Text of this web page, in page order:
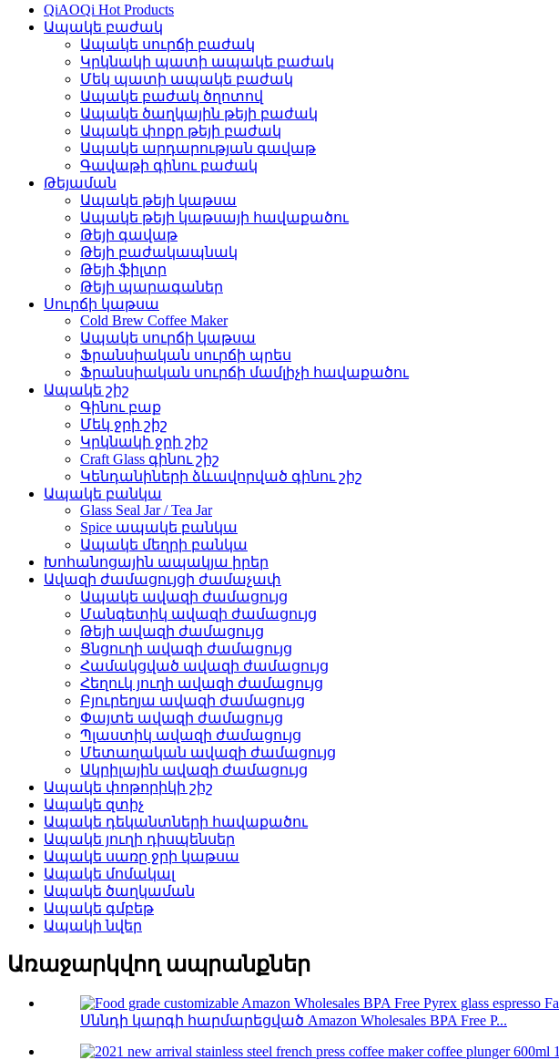
QiAOQi Hot Products
Ապակե բաժակ
Ապակե սուրճի բաժակ
Կրկնակի պատի ապակե բաժակ
Մեկ պատի ապակե բաժակ
Ապակե բաժակ ծղոտով
Ապակե ծաղկային թեյի բաժակ
Ապակե փոքր թեյի բաժակ
Ապակե արդարության գավաթ
Գավաթի գինու բաժակ
Թեյաման
Ապակե թեյի կաթսա
Ապակե թեյի կաթսայի հավաքածու
Թեյի գավաթ
Թեյի բաժակապնակ
Թեյի ֆիլտր
Թեյի պարագաներ
Սուրճի կաթսա
Cold Brew Coffee Maker
Ապակե սուրճի կաթսա
Ֆրանսիական սուրճի պրես
Ֆրանսիական սուրճի մամլիչի հավաքածու
Ապակե շիշ
Գինու բաք
Մեկ ջրի շիշ
Կրկնակի ջրի շիշ
Craft Glass գինու շիշ
Կենդանիների ձևավորված գինու շիշ
Ապակե բանկա
Glass Seal Jar / Tea Jar
Spice ապակե բանկա
Ապակե մեղրի բանկա
Խոհանոցային ապակյա իրեր
Ավազի ժամացույցի ժամաչափ
Ապակե ավազի ժամացույց
Մանգետիկ ավազի ժամացույց
Թեյի ավազի ժամացույց
Ցնցուղի ավազի ժամացույց
Համակցված ավազի ժամացույց
Հեղուկ յուղի ավազի ժամացույց
Բյուրեղյա ավազի ժամացույց
Փայտե ավազի ժամացույց
Պլաստիկ ավազի ժամացույց
Մետաղական ավազի ժամացույց
Ակրիլային ավազի ժամացույց
Ապակե փոթորիկի շիշ
Ապակե զտիչ
Ապակե դեկանտների հավաքածու
Ապակե յուղի դիսպենսեր
Ապակե սառը ջրի կաթսա
Ապակե մոմակալ
Ապակե ծաղկաման
Ապակե գմբեթ
Ապակի նվեր
Առաջարկվող ապրանքներ
Սննդի կարգի հարմարեցված Amazon Wholesales BPA Free P...